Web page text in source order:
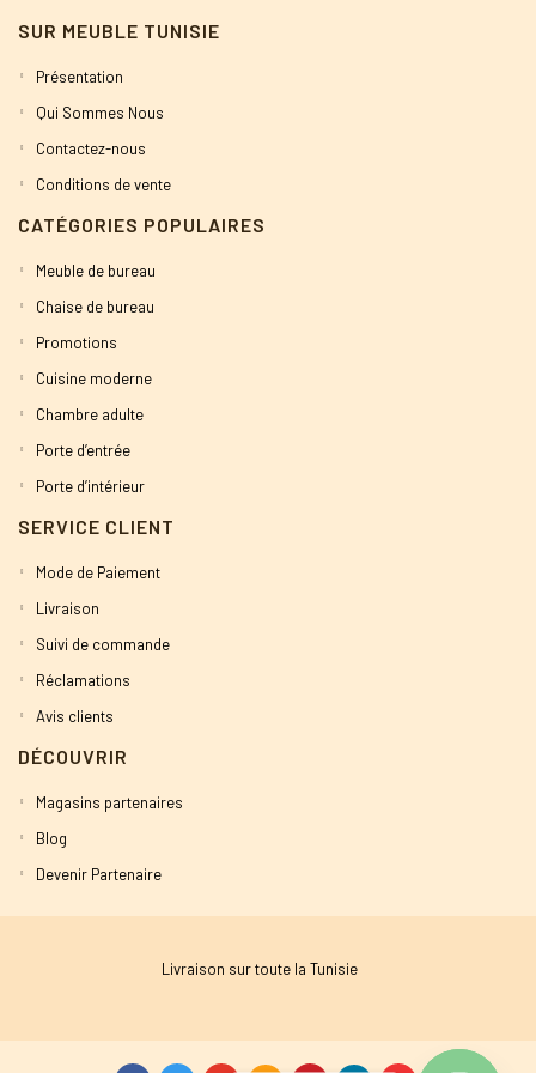
SUR MEUBLE TUNISIE
Présentation
Qui Sommes Nous
Contactez-nous
Conditions de vente
CATÉGORIES POPULAIRES
Meuble de bureau
Chaise de bureau
Promotions
Cuisine moderne
Chambre adulte
Porte d’entrée
Porte d’intérieur
SERVICE CLIENT
Mode de Paiement
Livraison
Suivi de commande
Réclamations
Avis clients
DÉCOUVRIR
Magasins partenaires
Blog
Devenir Partenaire
Livraison sur toute la Tunisie